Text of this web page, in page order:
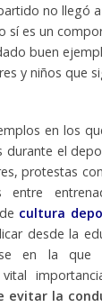
no llegó
sí es un
buen
y niños que
en los
durante el
protestas
entre
cultura
desde la
en la que
evitar la